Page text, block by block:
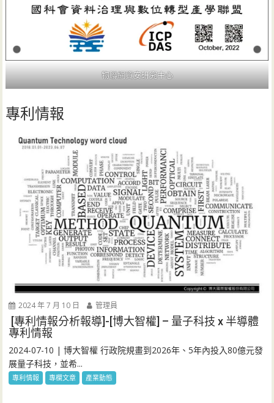
物聯網資安研究中心
專利情報
2024 年 7 月 10 日 管理員
[專利情報分析報導]-[博大智權] – 量子科技 x 半導體
專利情報
2024-07-10 | 博大智權 行政院規畫到2026年、5年內投入80億元發
展量子科技，並希...
專利情報 專欄文章 產業動態